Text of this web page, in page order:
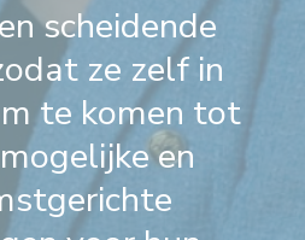
scheidende
ze zelf in
te komen tot
en